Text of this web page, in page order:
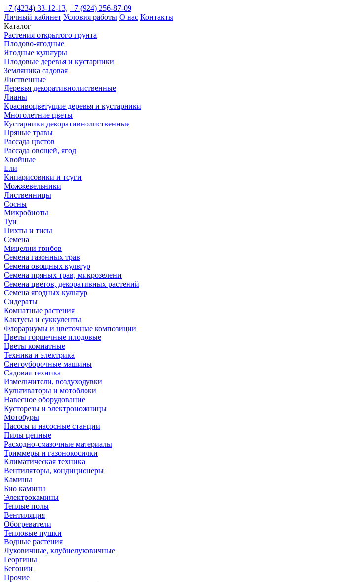
+7 (4234) 33-12-13, +7 (924) 256-87-09
Личный кабинет Условия работы О нас Контакты
Каталог
Растения открытого грунта
Плодово-ягодные
Ягодные культуры
Плодовые деревья и кустарники
Земляника садовая
Лиственные
Деревья декоративнолиственные
Лианы
Красивоцветущие деревья и кустарники
Многолетние цветы
Кустарники декоративнолиственные
Пряные травы
Рассада цветов
Рассада овощей, ягод
Хвойные
Ели
Кипарисовики и тсуги
Можжевельники
Лиственницы
Сосны
Микробиоты
Туи
Пихты и тисы
Семена
Мицелии грибов
Семена газонных трав
Семена овощных культур
Семена пряных трав, микрозелени
Семена цветов, декоративных растений
Семена ягодных культур
Сидераты
Комнатные растения
Кактусы и суккуленты
Флорариумы и цветочные композиции
Цветы горшечные плодовые
Цветы комнатные
Техника и электрика
Снегоуборочные машины
Садовая техника
Измельчители, воздуходувки
Культиваторы и мотоблоки
Навесное оборудование
Кусторезы и электроножницы
Мотобуры
Насосы и насосные станции
Пилы цепные
Расходно-смазочные материалы
Триммеры и газонокосилки
Климатическая техника
Вентиляторы, кондиционеры
Камины
Био камины
Электрокамины
Теплые полы
Вентиляция
Обогреватели
Тепловые пушки
Водные растения
Луковичные, клубнелуковичные
Георгины
Бегонии
Прочие